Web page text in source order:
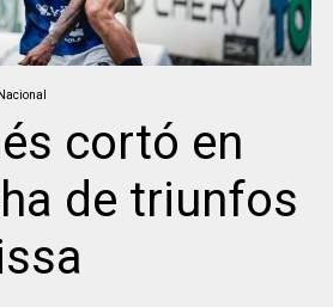
cortó en
de triunfos